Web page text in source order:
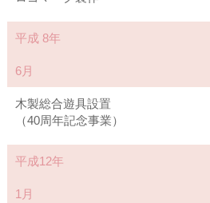
平成 8年
6月
木製総合遊具設置
（40周年記念事業）
平成12年
1月